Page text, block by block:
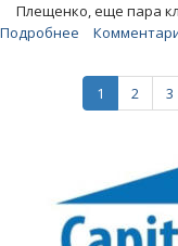
Плещенко, еще пара
Подробнее
Что
пообещали
гости
из
«Росатома»
1 2 3